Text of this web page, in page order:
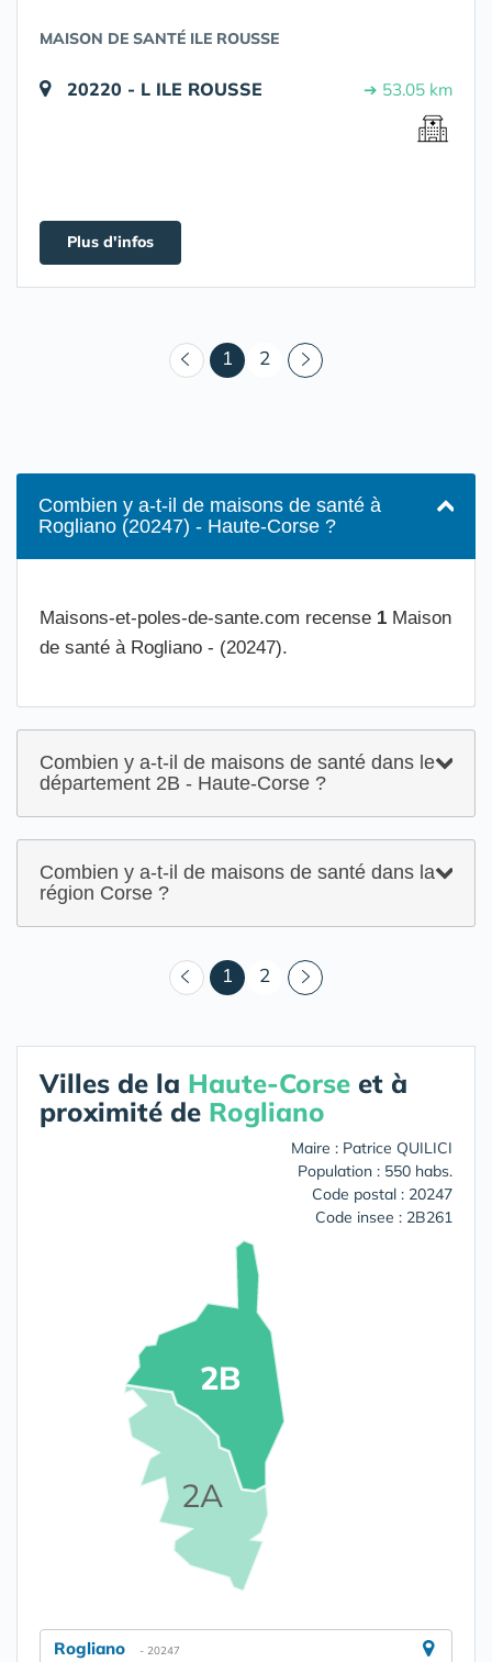
MAISON DE SANTÉ ILE ROUSSE
20220 - L ILE ROUSSE ➔ 53.05 km
Plus d'infos
1 (courant)
2
Combien y a-t-il de maisons de santé à
Rogliano (20247) - Haute-Corse ?
Maisons-et-poles-de-sante.com recense 1 Maison
de santé à Rogliano - (20247).
Combien y a-t-il de maisons de santé dans le
département 2B - Haute-Corse ?
Combien y a-t-il de maisons de santé dans la
région Corse ?
1 (courant)
2
Villes de la Haute-Corse et à
proximité de Rogliano
Maire : Patrice QUILICI
Population : 550 habs.
Code postal : 20247
Code insee : 2B261
2A
2B
Rogliano - 20247